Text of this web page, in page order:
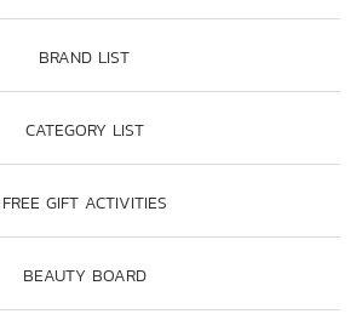
BRAND LIST
CATEGORY LIST
FREE GIFT ACTIVITIES
BEAUTY BOARD